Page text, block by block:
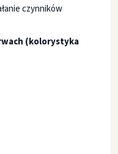
czynników
(kolorystyka